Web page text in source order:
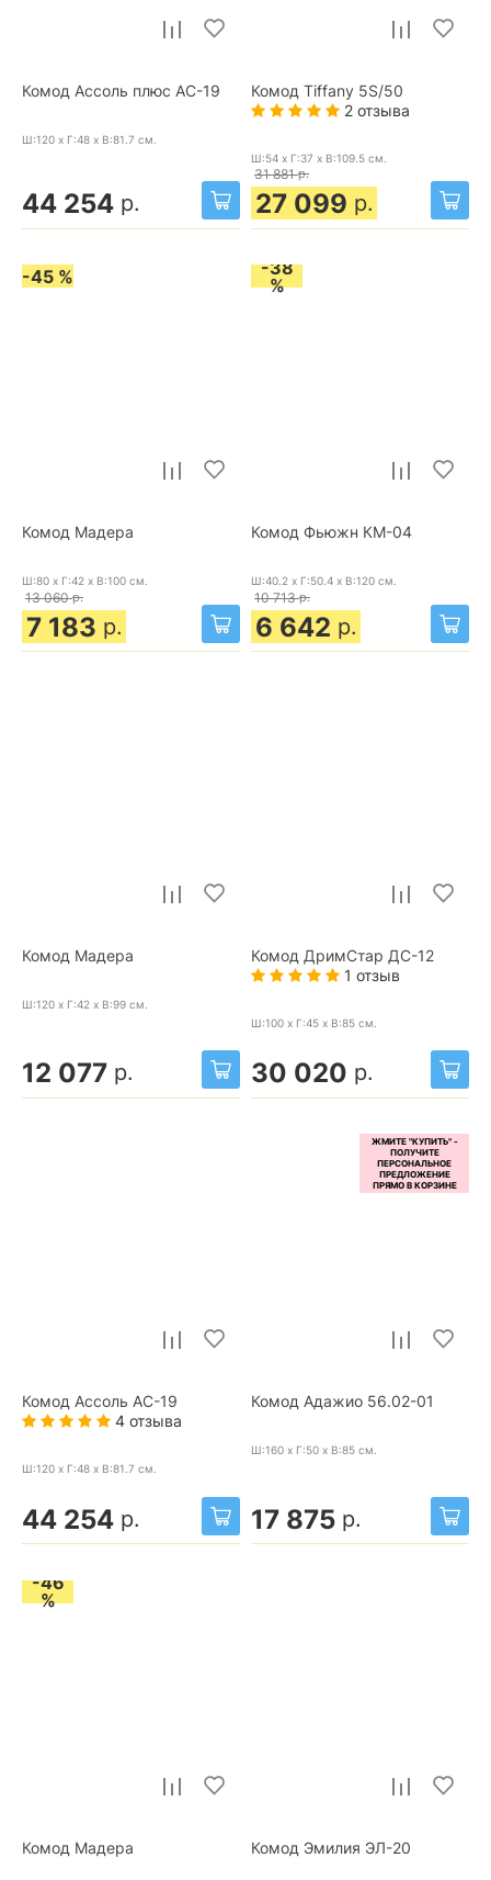
Комод Ассоль плюс АС-19
Ш:120 x Г:48 x В:81.7 см.
44 254 р.
Комод Tiffany 5S/50
2 отзыва
Ш:54 x Г:37 x В:109.5 см.
31 881 р.
27 099 р.
-45 %
Комод Мадера
Ш:80 x Г:42 x В:100 см.
13 060 р.
7 183 р.
-38
%
Комод Фьюжн КМ-04
Ш:40.2 x Г:50.4 x В:120 см.
10 713 р.
6 642 р.
Комод Мадера
Ш:120 x Г:42 x В:99 см.
12 077 р.
Комод ДримСтар ДС-12
1 отзыв
Ш:100 x Г:45 x В:85 см.
30 020 р.
Комод Ассоль АС-19
4 отзыва
Ш:120 x Г:48 x В:81.7 см.
44 254 р.
Комод Адажио 56.02-01
Ш:160 x Г:50 x В:85 см.
17 875 р.
-46
%
Комод Мадера Комод Эмилия ЭЛ-20